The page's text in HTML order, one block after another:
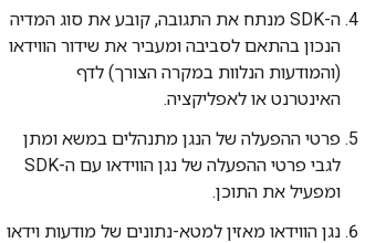
ה-SDK מנתח את התגובה, קובע את סוג המדיה
הנכון בהתאם לסביבה ומעביר את שידור הווידאו
(והמודעות הנלוות במקרה הצורך) לדף
האינטרנט או לאפליקציה.
פרטי ההפעלה של הנגן מתנהלים במשא ומתן
לגבי פרטי ההפעלה של נגן הווידאו עם ה-SDK
ומפעיל את התוכן.
נגן הווידאו מאזין למטא-נתונים של מודעות וידאו